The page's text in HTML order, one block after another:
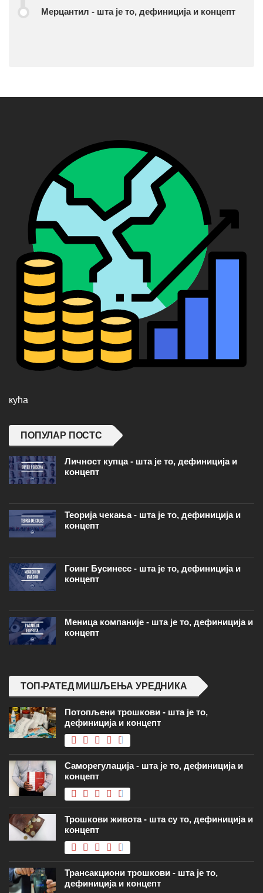
Мерцантил - шта је то, дефиниција и концепт
кућа
ПОПУЛАР ПОСТС
Личност купца - шта је то, дефиниција и
концепт
Теорија чекања - шта је то, дефиниција и
концепт
Гоинг Бусинесс - шта је то, дефиниција и
концепт
Меница компаније - шта је то, дефиниција и
концепт
ТОП-РАТЕД МИШЉЕЊА УРЕДНИКА
Потопљени трошкови - шта је то,
дефиниција и концепт
Саморегулација - шта је то, дефиниција и
концепт
Трошкови живота - шта су то, дефиниција и
концепт
Трансакциони трошкови - шта је то,
дефиниција и концепт